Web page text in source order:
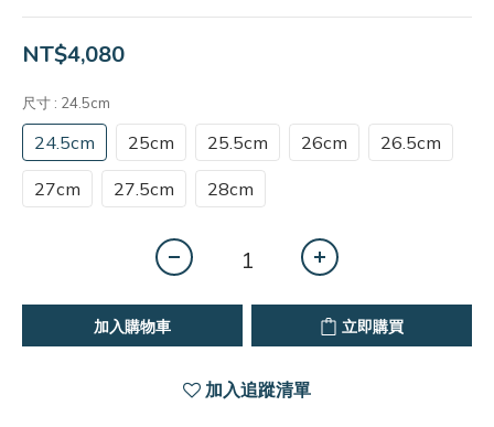
NT$4,080
尺寸 : 24.5cm
24.5cm 25cm 25.5cm 26cm 26.5cm
27cm 27.5cm 28cm
加入購物車 立即購買
加入追蹤清單